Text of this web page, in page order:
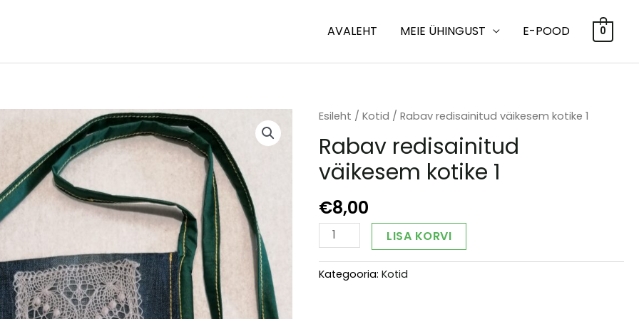
AVALEHT MEIE ÜHINGUST E-POOD 0
Esileht /Kotid / Rabav redisainitud väikesem kotike 1
Rabav redisainitud
väikesem kotike 1
€8,00
Rabav
redisainitud
väikesem
kotike
LISA KORVI
Alternative:
Kategooria:Kotid